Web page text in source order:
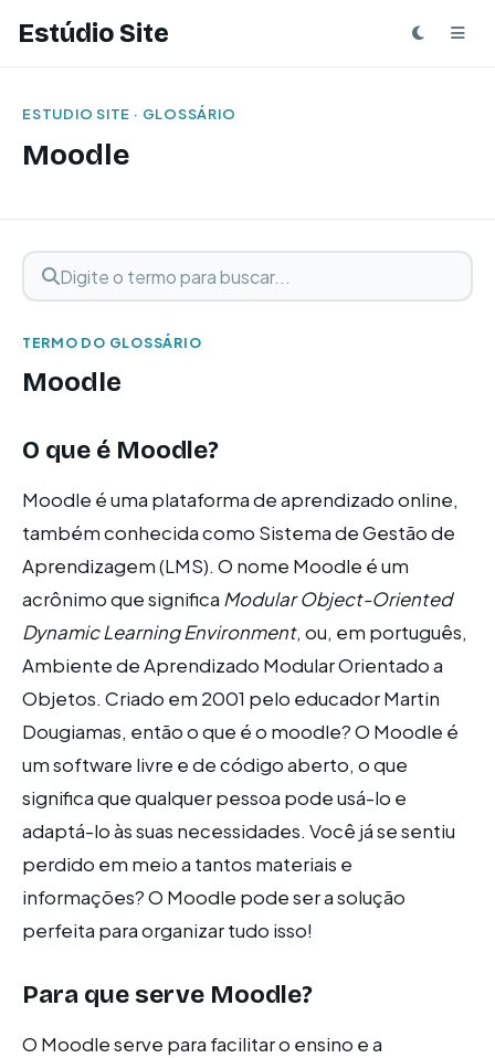
Estúdio Site
ESTUDIO SITE · GLOSSÁRIO
Moodle
Buscar termo
Digite o termo para buscar
TERMO DO GLOSSÁRIO
Moodle
O que é Moodle?
Moodle é uma plataforma de aprendizado online,
também conhecida como Sistema de Gestão de
Aprendizagem (LMS). O nome Moodle é um
acrônimo que significa Modular Object-Oriented
Dynamic Learning Environment, ou, em português,
Ambiente de Aprendizado Modular Orientado a
Objetos. Criado em 2001 pelo educador Martin
Dougiamas, então o que é o moodle? O Moodle é
um software livre e de código aberto, o que
significa que qualquer pessoa pode usá-lo e
adaptá-lo às suas necessidades. Você já se sentiu
perdido em meio a tantos materiais e
informações? O Moodle pode ser a solução
perfeita para organizar tudo isso!
Para que serve Moodle?
O Moodle serve para facilitar o ensino e a